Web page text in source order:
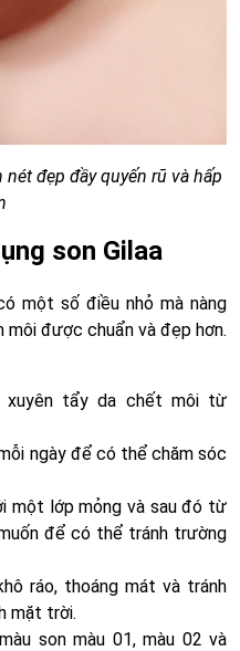
đẹp đầy quyến rũ và hấp
son Gilaa
một số điều nhỏ mà nàng
được chuẩn và đẹp hơn.
xuyên tẩy da chết môi từ
ngày để có thể chăm sóc
một lớp mỏng và sau đó từ
để có thể tránh trường
ráo, thoáng mát và tránh
mặt trời.
son màu 01, màu 02 và